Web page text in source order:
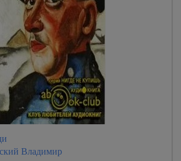
Владимир